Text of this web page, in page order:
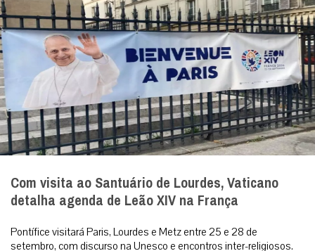
Com visita ao Santuário de Lourdes, Vaticano
detalha agenda de Leão XIV na França
Pontífice visitará Paris, Lourdes e Metz entre 25 e 28 de
setembro, com discurso na Unesco e encontros inter-religiosos.